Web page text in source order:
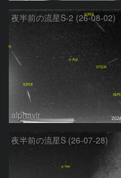
夜半前の流星S-2 (26-08-02)
alphavir
夜半前の流星S (26-07-28)